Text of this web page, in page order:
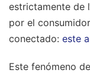
estrictamente de
por el
conectado: este
Este fenómeno